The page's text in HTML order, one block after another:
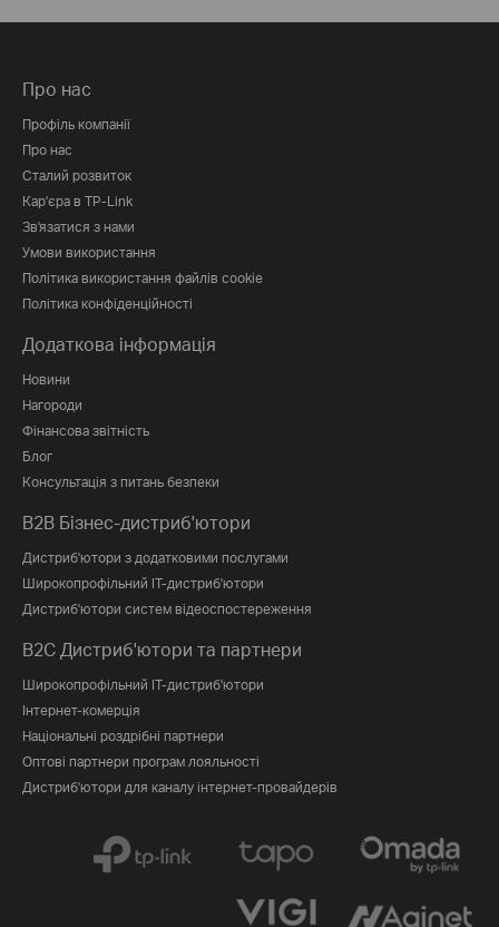
Про нас
Профіль компанії
Про нас
Сталий розвиток
Кар'єра в TP-Link
Зв'язатися з нами
Умови використання
Політика використання файлів cookie
Політика конфіденційності
Додаткова інформація
Новини
Нагороди
Фінансова звітність
Блог
Консультація з питань безпеки
B2B Бізнес-дистриб'ютори
Дистриб'ютори з додатковими послугами
Широкопрофільний IT-дистриб'ютори
Дистриб'ютори систем відеоспостереження
B2C Дистриб'ютори та партнери
Широкопрофільний IT-дистриб'ютори
Інтернет-комерція
Національні роздрібні партнери
Оптові партнери програм лояльності
Дистриб'ютори для каналу інтернет-провайдерів